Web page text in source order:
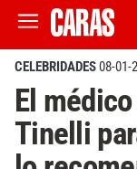
CELEBRIDADES08-01-
El
Tinelli